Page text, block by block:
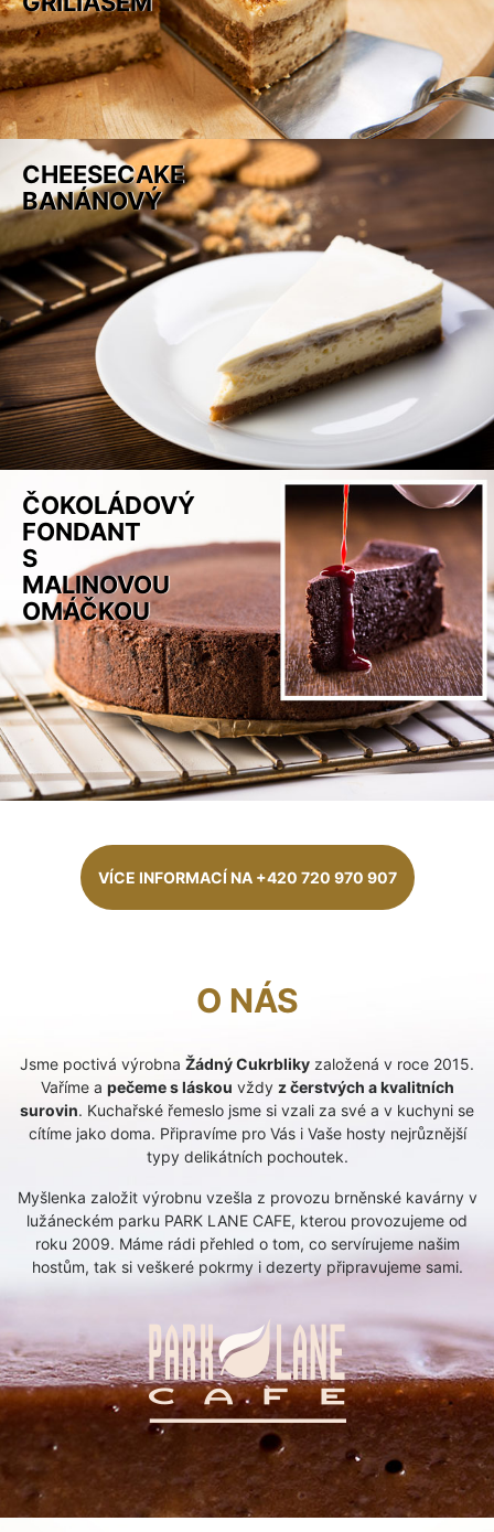
CHEESECAKE
BANÁNOVÝ
ČOKOLÁDOVÝ
FONDANT
S
MALINOVOU
OMÁČKOU
VÍCE INFORMACÍ NA +420 720 970 907
O NÁS
Jsme poctivá výrobna Žádný Cukrbliky založená v roce 2015.
Vaříme a pečeme s láskou vždy z čerstvých a kvalitních
surovin. Kuchařské řemeslo jsme si vzali za své a v kuchyni se
cítíme jako doma. Připravíme pro Vás i Vaše hosty nejrůznější
typy delikátních pochoutek.
Myšlenka založit výrobnu vzešla z provozu brněnské kavárny v
lužáneckém parku PARK LANE CAFE, kterou provozujeme od
roku 2009. Máme rádi přehled o tom, co servírujeme našim
hostům, tak si veškeré pokrmy i dezerty připravujeme sami.